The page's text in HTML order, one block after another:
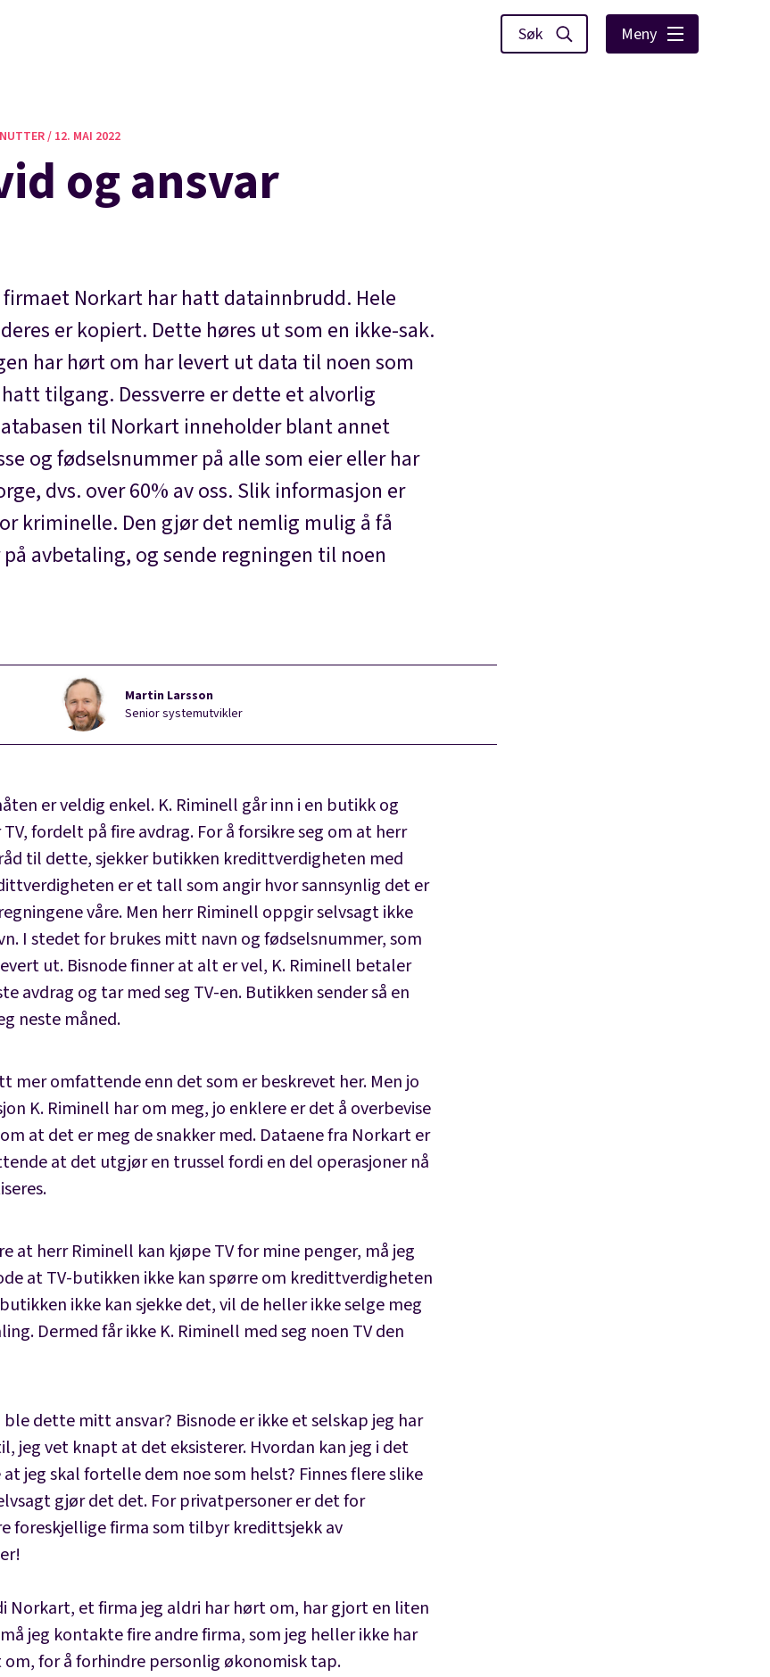
Meny
/ 12. MAI 2022
og ansvar
firmaet Norkart har hatt datainnbrudd. Hele
er kopiert. Dette høres ut som en ikke-sak.
har hørt om har levert ut data til noen som
tilgang. Dessverre er dette et alvorlig
til Norkart inneholder blant annet
og fødselsnummer på alle som eier eller har
dvs. over 60% av oss. Slik informasjon er
kriminelle. Den gjør det nemlig mulig å få
avbetaling, og sende regningen til noen
Martin Larsson
Senior systemutvikler
er veldig enkel. K. Riminell går inn i en butikk og
fordelt på fire avdrag. For å forsikre seg om at herr
til dette, sjekker butikken kredittverdigheten med
er et tall som angir hvor sannsynlig det er
våre. Men herr Riminell oppgir selvsagt ikke
I stedet for brukes mitt navn og fødselsnummer, som
ut. Bisnode finner at alt er vel, K. Riminell betaler
avdrag og tar med seg TV-en. Butikken sender så en
neste måned.
mer omfattende enn det som er beskrevet her. Men jo
K. Riminell har om meg, jo enklere er det å overbevise
at det er meg de snakker med. Dataene fra Norkart er
at det utgjør en trussel fordi en del operasjoner nå
at herr Riminell kan kjøpe TV for mine penger, må jeg
at TV-butikken ikke kan spørre om kredittverdigheten
ikke kan sjekke det, vil de heller ikke selge meg
Dermed får ikke K. Riminell med seg noen TV den
ble dette mitt ansvar? Bisnode er ikke et selskap jeg har
jeg vet knapt at det eksisterer. Hvordan kan jeg i det
jeg skal fortelle dem noe som helst? Finnes flere slike
gjør det det. For privatpersoner er det for
foreskjellige firma som tilbyr kredittsjekk av
Norkart, et firma jeg aldri har hørt om, har gjort en liten
jeg kontakte fire andre firma, som jeg heller ikke har
for å forhindre personlig økonomisk tap.